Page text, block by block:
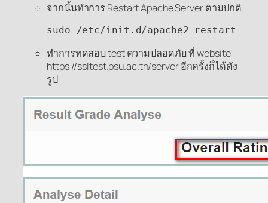
จากนั้นทำการ Restart Apache Server ตามปกติ
sudo /etc/init.d/apache2 restart
ทำการทดสอบ test ความปลอดภัย ที่ website
https://ssltest.psu.ac.th/server อีกครั้งก็ได้ดัง
รูป